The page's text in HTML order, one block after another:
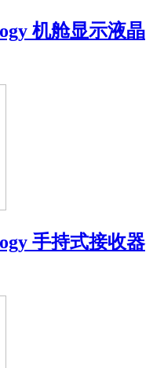
机舱显示液晶
手持式接收器